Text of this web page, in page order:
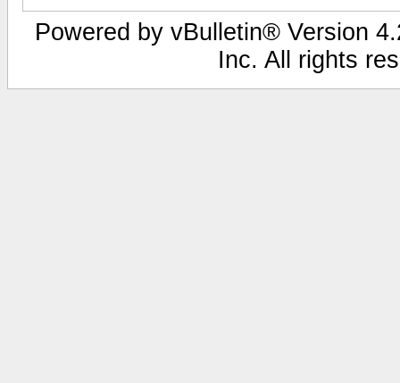
Powered by vBulletin® Version
Inc. All rights